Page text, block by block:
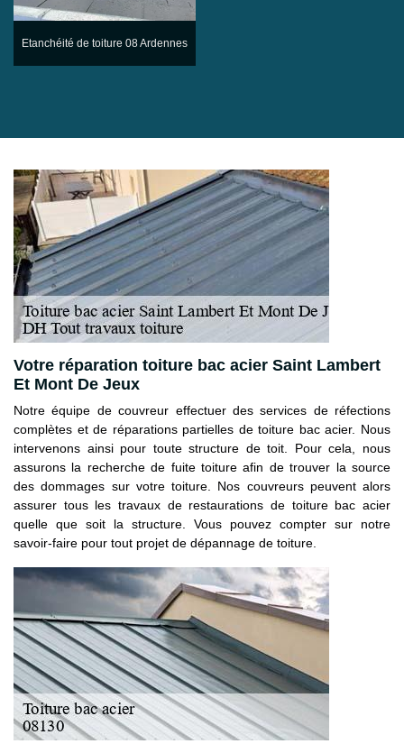
Etanchéité de toiture 08 Ardennes
Votre réparation toiture bac acier Saint Lambert
Et Mont De Jeux
Notre équipe de couvreur effectuer des services de réfections
complètes et de réparations partielles de toiture bac acier. Nous
intervenons ainsi pour toute structure de toit. Pour cela, nous
assurons la recherche de fuite toiture afin de trouver la source
des dommages sur votre toiture. Nos couvreurs peuvent alors
assurer tous les travaux de restaurations de toiture bac acier
quelle que soit la structure. Vous pouvez compter sur notre
savoir-faire pour tout projet de dépannage de toiture.